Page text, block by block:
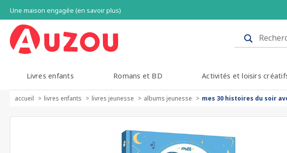
Une maison engagée (en savoir plus)
Livres enfants Romans et BD Activités et loisirs
accueil livres enfants livres jeunesse albums jeunesse mes 30 histoires du soir